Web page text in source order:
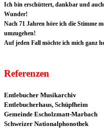
Ich bin erschüttert, dankbar und
Wunder!
Nach 71 Jahren höre ich die Stimme
umzugehen!
Auf jeden Fall möchte ich mich ganz
Referenzen
Entlebucher Musikarchiv
Entlebucherhaus, Schüpfheim
Gemeinde Escholzmatt-Marbach
Schweizer Nationalphonothek